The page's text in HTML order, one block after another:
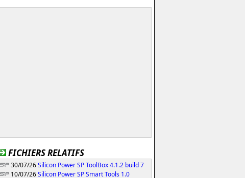
FICHIERS RELATIFS
30/07/26Silicon Power SP ToolBox 4.1.2 build 7
10/07/26Silicon Power SP Smart Tools 1.0